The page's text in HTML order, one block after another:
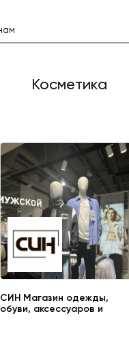
Косметика
СИН Магазин одежды,
обуви, аксессуаров и